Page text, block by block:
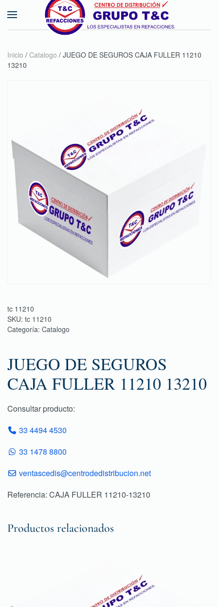
Skip to main content
Inicio / Catalogo / JUEGO DE SEGUROS CAJA FULLER 11210
13210
tc 11210
SKU: tc 11210
Categoría: Catalogo
JUEGO DE SEGUROS
CAJA FULLER 11210 13210
Consultar producto:
33 4494 4530
33 1478 8800
ventascedis@centrodedistribucion.net
Referencia: CAJA FULLER 11210-13210
Productos relacionados